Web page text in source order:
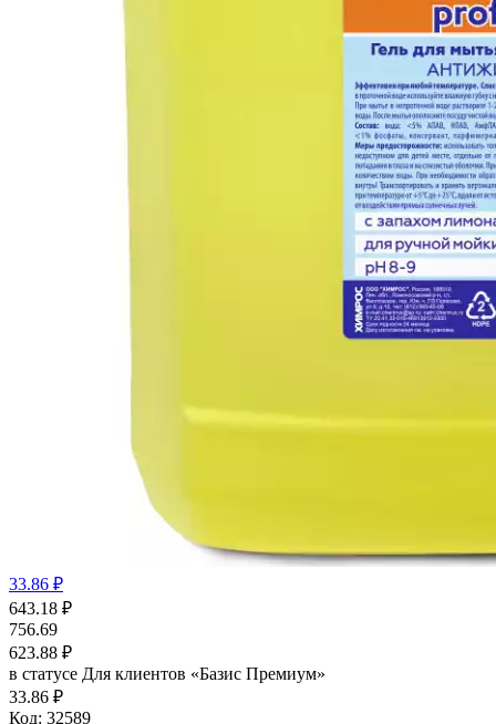
33.86 ₽
643.18 ₽
756.69
623.88 ₽
в статусе Для клиентов «Базис Премиум»
33.86 ₽
Код: 32589